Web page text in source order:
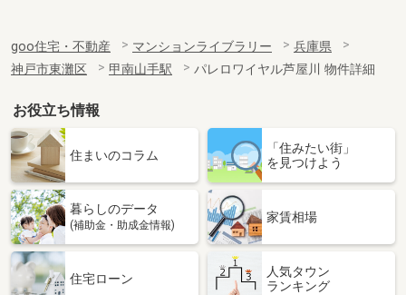
goo住宅・不動産 マンションライブラリー
兵庫県
神戸市東灘区
甲南山手駅 パレロワイヤル芦屋川 物件詳細
お役立ち情報
住まいのコラム
「住みたい街」
を見つけよう
暮らしのデータ
(補助金・助成金情報)
家賃相場
住宅ローン
人気タウン
ランキング